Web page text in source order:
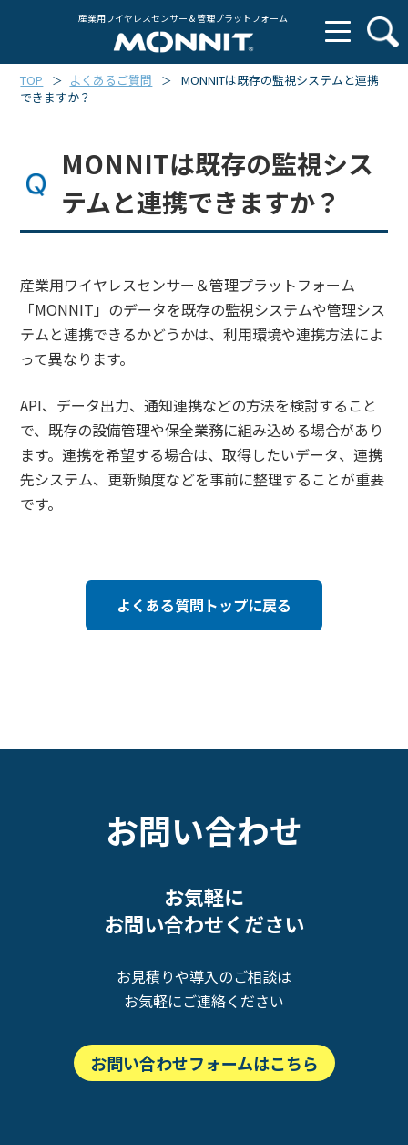
産業用ワイヤレスセンサー & 管理プラットフォーム
TOP ＞ よくあるご質問 ＞
MONNITは既存の監視システムと連携
できますか？
MONNITは既存の監視シス
テムと連携できますか？
産業用ワイヤレスセンサー＆管理プラットフォーム
「MONNIT」のデータを既存の監視システムや管理シス
テムと連携できるかどうかは、利用環境や連携方法によ
って異なります。
API、データ出力、通知連携などの方法を検討すること
で、既存の設備管理や保全業務に組み込める場合があり
ます。連携を希望する場合は、取得したいデータ、連携
先システム、更新頻度などを事前に整理することが重要
です。
よくある質問トップに戻る
お問い合わせ
お気軽に
お問い合わせください
お見積りや導入のご相談は
お気軽にご連絡ください
お問い合わせフォームはこちら